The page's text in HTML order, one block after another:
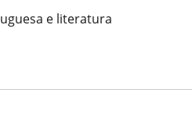
e literatura